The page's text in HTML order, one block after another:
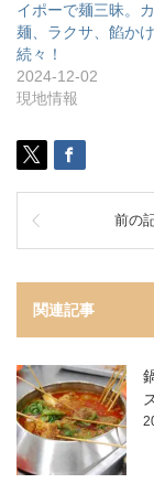
イポーで麺三昧。
麺、ラクサ、餡か
続々！
2024-12-02
現地情報
前の
関連記事